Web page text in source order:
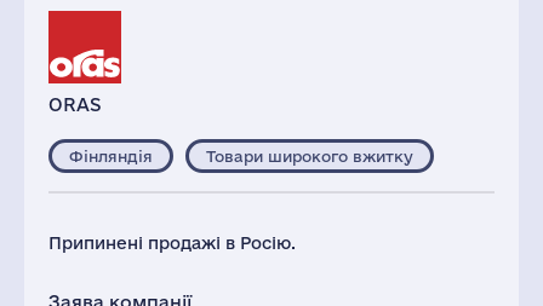
ORAS
Фінляндія Товари широкого вжитку
Припинені продажі в Росію.
Заява компанії